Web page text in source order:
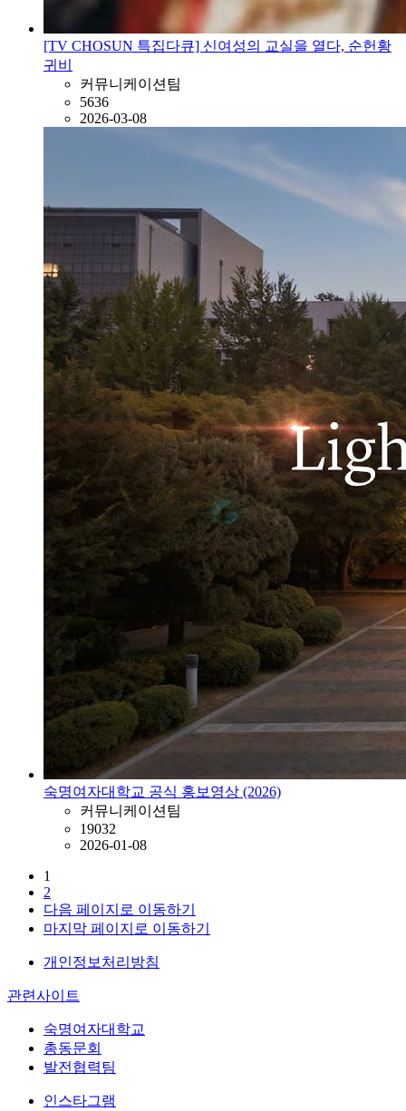
[TV CHOSUN 특집다큐] 신여성의 교실을 열다, 순헌황
귀비
커뮤니케이션팀
5636
2026-03-08
숙명여자대학교 공식 홍보영상 (2026)
커뮤니케이션팀
19032
2026-01-08
1
2
다음 페이지로 이동하기
마지막 페이지로 이동하기
개인정보처리방침
관련사이트
숙명여자대학교
총동문회
발전협력팀
인스타그램